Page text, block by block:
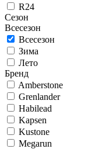
R24
Сезон
Всесезон
Всесезон
Зима
Лето
Бренд
Amberstone
Grenlander
Habilead
Kapsen
Kustone
Megarun